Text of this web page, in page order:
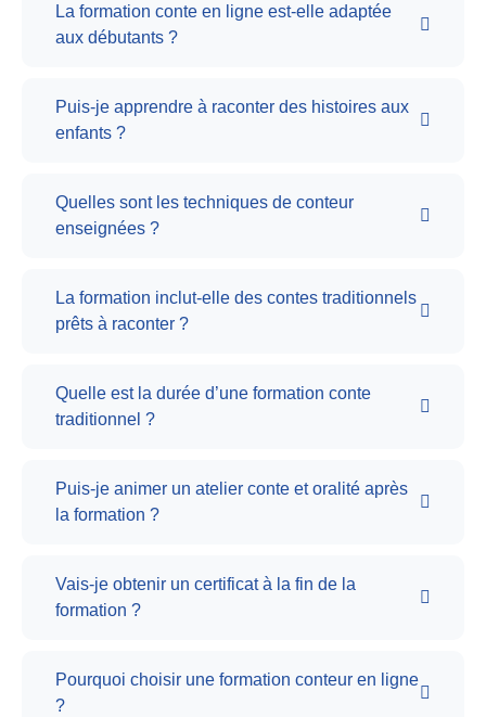
La formation conte en ligne est-elle adaptée
aux débutants ?
Puis-je apprendre à raconter des histoires aux
enfants ?
Quelles sont les techniques de conteur
enseignées ?
La formation inclut-elle des contes traditionnels
prêts à raconter ?
Quelle est la durée d’une formation conte
traditionnel ?
Puis-je animer un atelier conte et oralité après
la formation ?
Vais-je obtenir un certificat à la fin de la
formation ?
Pourquoi choisir une formation conteur en ligne
?